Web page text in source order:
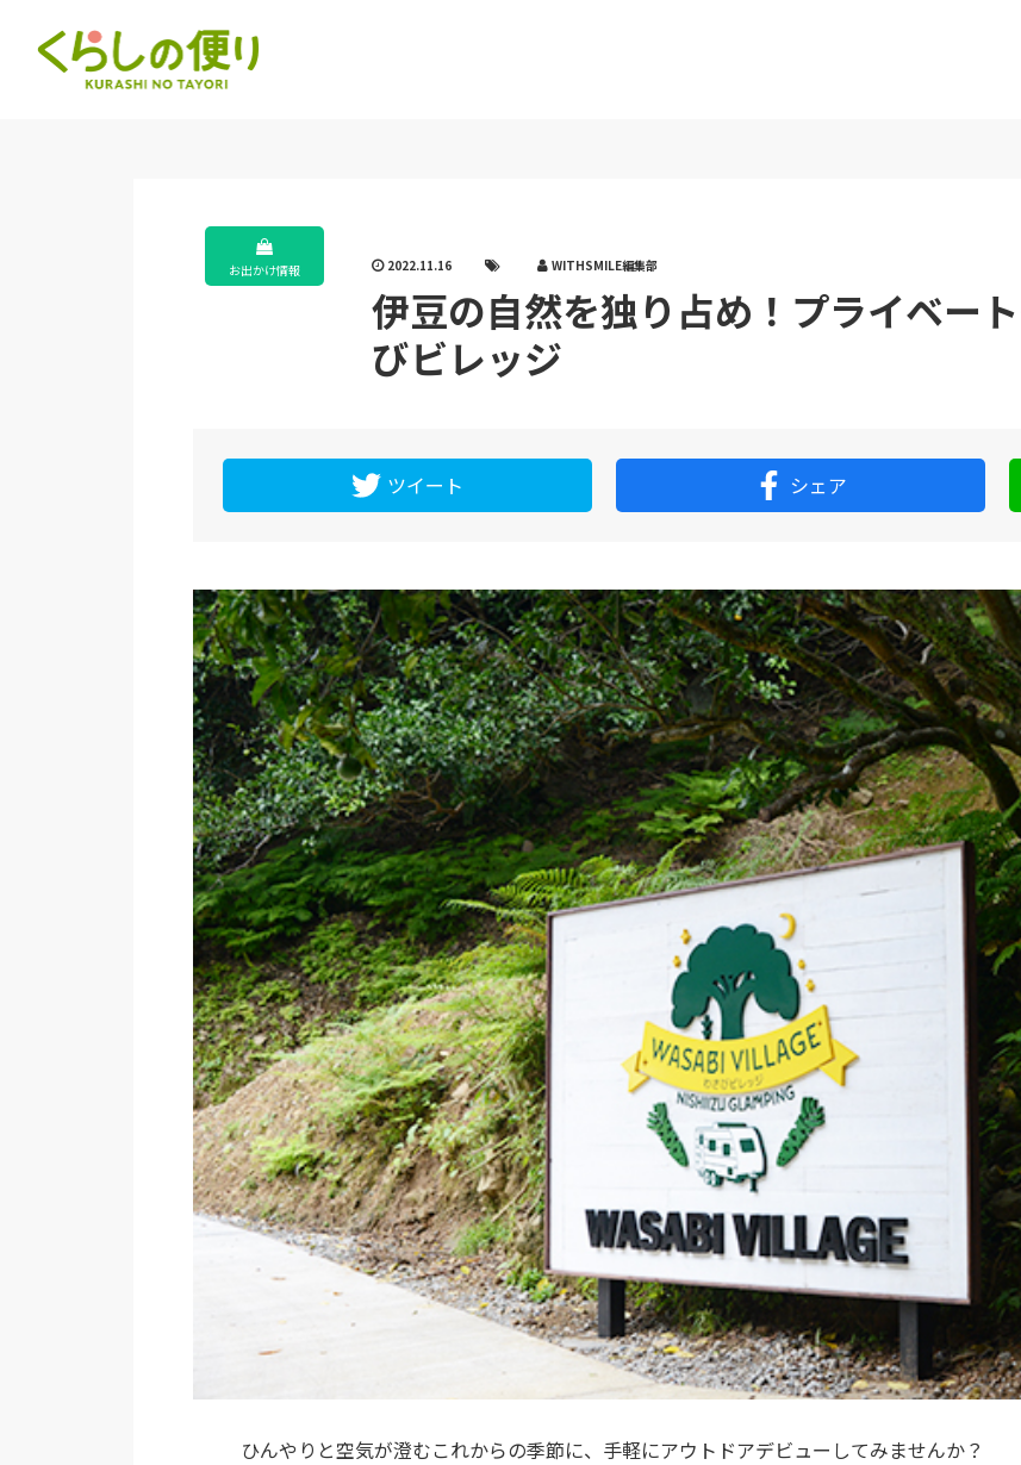
お出かけ情報 2022.11.16 WITHSMILE編集部
伊豆の自然を独り占め！プライベー
びビレッジ
ツイート シェア
ひんやりと空気が澄むこれからの季節に、手軽にアウトドアデビューしてみませんか？